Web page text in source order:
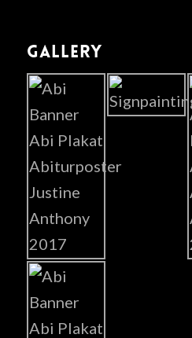
GALLERY